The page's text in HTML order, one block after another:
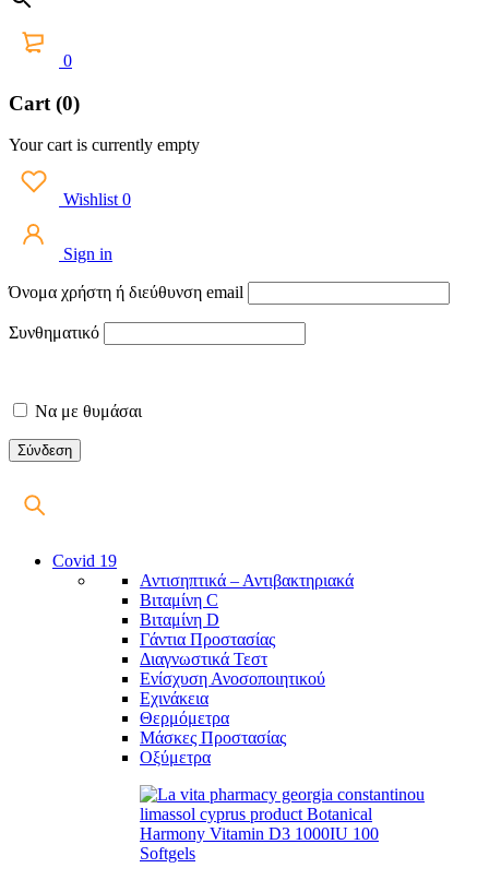
0
Cart (0)
Your cart is currently empty
Wishlist 0
Sign in
Όνομα χρήστη ή διεύθυνση email
Συνθηματικό
Να με θυμάσαι
Covid 19
Αντισηπτικά – Αντιβακτηριακά
Βιταμίνη C
Βιταμίνη D
Γάντια Προστασίας
Διαγνωστικά Τεστ
Ενίσχυση Ανοσοποιητικού
Εχινάκεια
Θερμόμετρα
Μάσκες Προστασίας
Οξύμετρα